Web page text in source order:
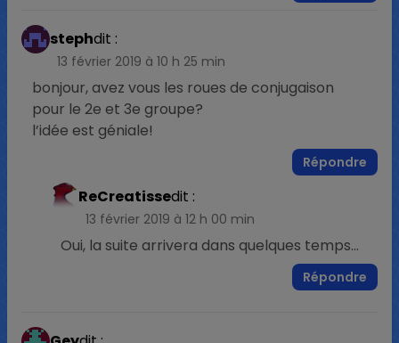
stephdit :
13 février 2019 à 10 h 25 min
bonjour, avez vous les roues de conjugaison
pour le 2e et 3e groupe?
l’idée est géniale!
Répondre
ReCreatissedit :
13 février 2019 à 12 h 00 min
Oui, la suite arrivera dans quelques temps…
Répondre